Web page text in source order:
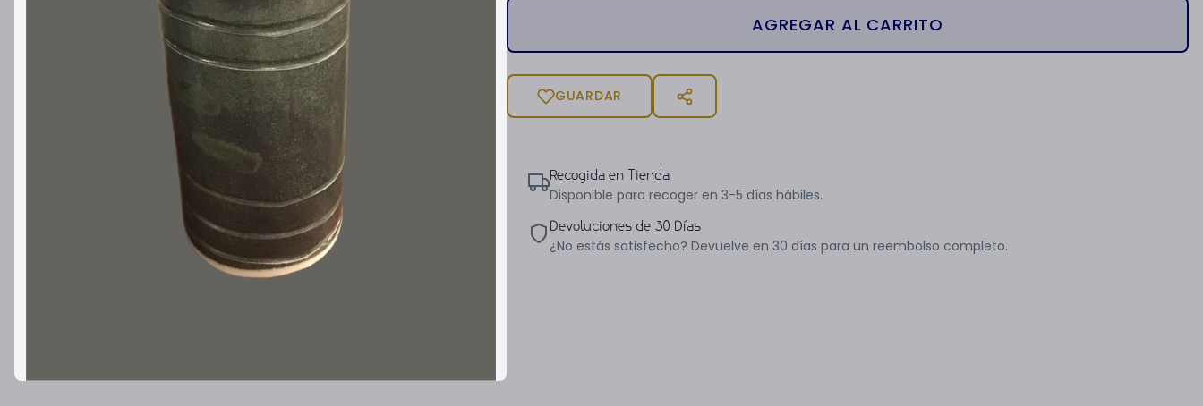
AGREGAR AL CARRITO
GUARDAR
Recogida en Tienda
Disponible para recoger en 3-5 días hábiles.
Devoluciones de 30 Días
¿No estás satisfecho? Devuelve en 30 días para un reembolso completo.